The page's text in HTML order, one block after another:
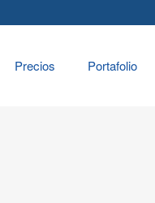
Precios Portafolio